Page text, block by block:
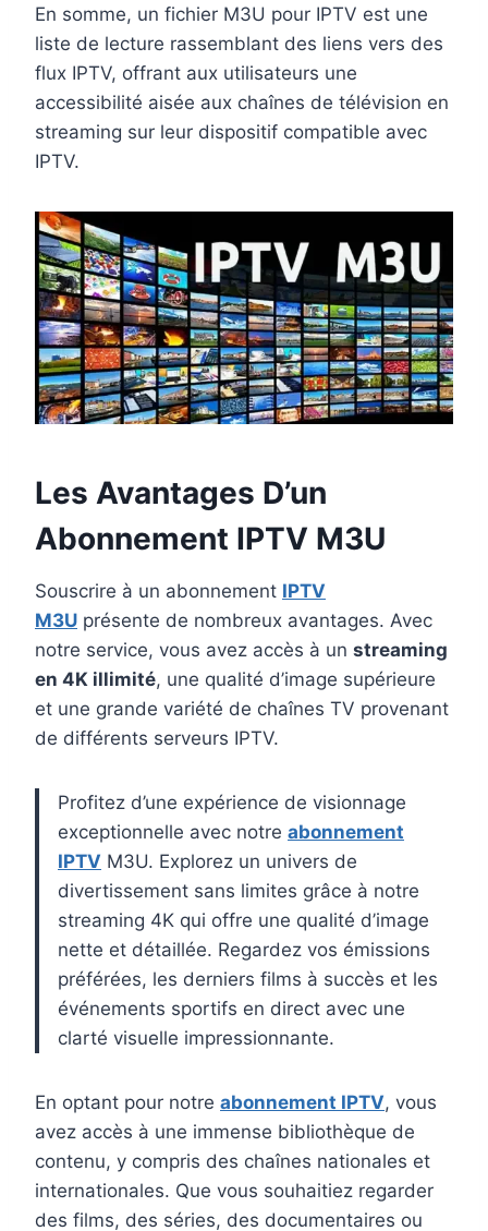
En somme, un fichier M3U pour IPTV est une
liste de lecture rassemblant des liens vers des
flux IPTV, offrant aux utilisateurs une
accessibilité aisée aux chaînes de télévision en
streaming sur leur dispositif compatible avec
IPTV.
Les Avantages D’un
Abonnement IPTV M3U
Souscrire à un abonnement IPTV
M3U présente de nombreux avantages. Avec
notre service, vous avez accès à un streaming
en 4K illimité, une qualité d’image supérieure
et une grande variété de chaînes TV provenant
de différents serveurs IPTV.
Profitez d’une expérience de visionnage
exceptionnelle avec notre abonnement
IPTV M3U. Explorez un univers de
divertissement sans limites grâce à notre
streaming 4K qui offre une qualité d’image
nette et détaillée. Regardez vos émissions
préférées, les derniers films à succès et les
événements sportifs en direct avec une
clarté visuelle impressionnante.
En optant pour notre abonnement IPTV, vous
avez accès à une immense bibliothèque de
contenu, y compris des chaînes nationales et
internationales. Que vous souhaitiez regarder
des films, des séries, des documentaires ou